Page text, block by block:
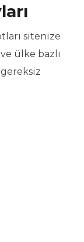
sitenize
ülke bazlı
gereksiz